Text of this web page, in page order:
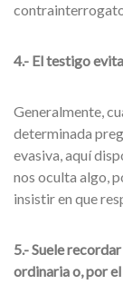
4.- El testigo
Generalmente,
determinada
evasiva, aquí
nos oculta algo,
insistir en que
5.- Suele
ordinaria o, por